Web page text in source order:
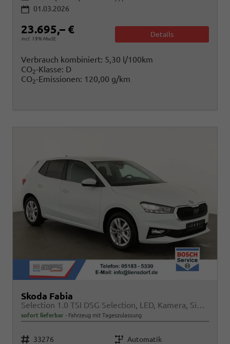
01.03.2026
23.695,– €
incl. 19% MwSt.
Details
Verbrauch kombiniert: 5,30 l/100km
CO2-Klasse: D
CO2-Emissionen: 120,00 g/km
Skoda Fabia
Selection 1.0 TSI DSG Selection, LED, Kamera, Side, ACC, Winter, Ladeboden, sofort
sofort lieferbar Fahrzeug mit Tageszulassung
Fahrzeugnr. 33276 Getriebe Automatik